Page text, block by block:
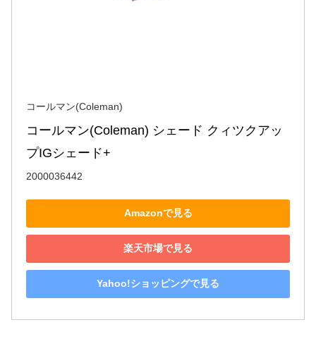
コールマン(Coleman)
コールマン(Coleman) シェード クィツクアッ
プIGシェード+
2000036442
Amazonで見る
楽天市場で見る
Yahoo!ショッピングで見る